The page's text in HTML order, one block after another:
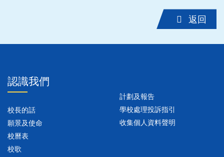
返回
認識我們
校長的話
願景及使命
校曆表
校歌
計劃及報告
學校處理投訴指引
收集個人資料聲明